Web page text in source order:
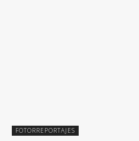
FOTORREPORTAJES